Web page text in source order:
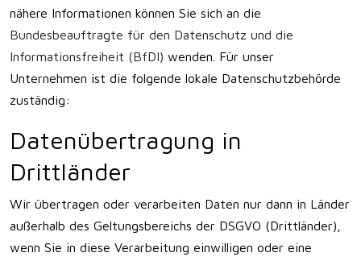
nähere Informationen können Sie sich an die
Bundesbeauftragte für den Datenschutz und die
Informationsfreiheit (BfDI) wenden. Für unser
Unternehmen ist die folgende lokale Datenschutzbehörde
zuständig:
Datenübertragung in
Drittländer
Wir übertragen oder verarbeiten Daten nur dann in Länder
außerhalb des Geltungsbereichs der DSGVO (Drittländer),
wenn Sie in diese Verarbeitung einwilligen oder eine